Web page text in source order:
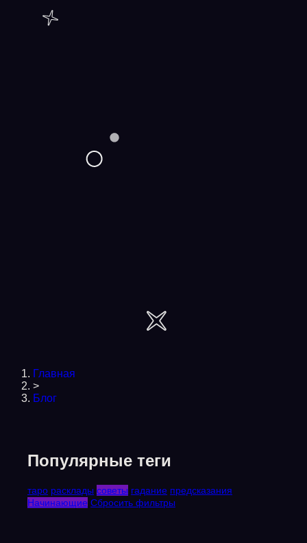
Главная
>
Блог
Популярные теги
таро расклады советы гадание предсказания
Начинающие Сбросить фильтры